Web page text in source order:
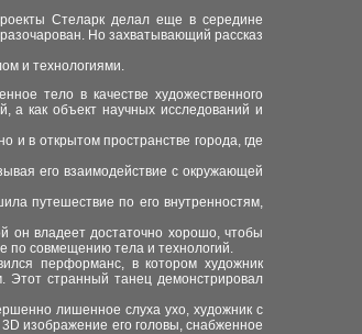
Стеларк делал еще в середине
Но захватывающий рассказ
и технологиями.
тело в качестве художественного
а как объект научных исследований и
и в открытом пространстве города, где
его взаимодействие с окружающей
путешествие по его внутренностям,
он владеет достаточно хорошо, чтобы
по совмещению тела и технологий.
перформанс, в котором художник
Этот странный танец демонстрировал
лишенное слуха ухо, художник с
изображение его головы, снабженное